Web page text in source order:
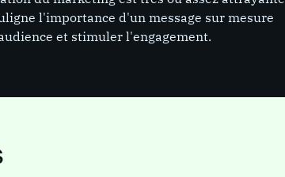
l'importance d'un message sur mesure
et stimuler l'engagement.